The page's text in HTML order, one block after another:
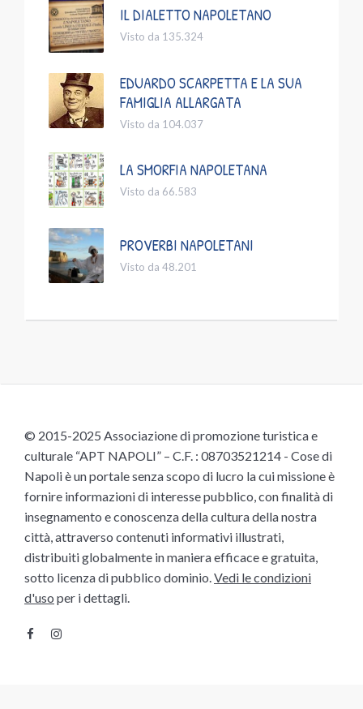
IL DIALETTO NAPOLETANO
Visto da 135.324
EDUARDO SCARPETTA E LA SUA
FAMIGLIA ALLARGATA
Visto da 104.037
LA SMORFIA NAPOLETANA
Visto da 66.583
PROVERBI NAPOLETANI
Visto da 48.201
© 2015-2025 Associazione di promozione turistica e
culturale “APT NAPOLI” – C.F. : 08703521214 - Cose di
Napoli è un portale senza scopo di lucro la cui missione è
fornire informazioni di interesse pubblico, con finalità di
insegnamento e conoscenza della cultura della nostra
città, attraverso contenuti informativi illustrati,
distribuiti globalmente in maniera efficace e gratuita,
sotto licenza di pubblico dominio.Vedi le condizioni
d'uso per i dettagli.